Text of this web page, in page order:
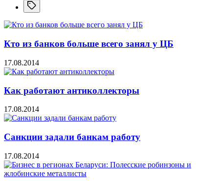
Кто из банков больше всего занял у ЦБ
17.08.2014
Как работают антиколлекторы
17.08.2014
Санкции задали банкам работу
17.08.2014